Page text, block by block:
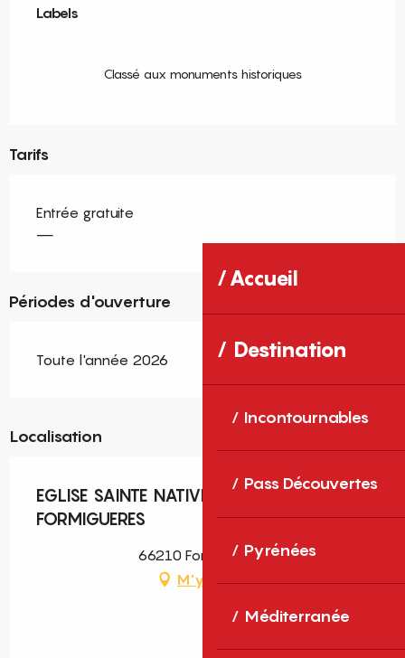
Accueil
Destination
Incontournables
Pass Découvertes
Pyrénées
Méditerranée
Labels
Labels
Classé aux monuments historiques
Tarifs
Entrée gratuite
—
Périodes d'ouverture
Toute l'année 2026
Localisation
EGLISE SAINTE NATIVITE NOTRE DAME DE
FORMIGUERES
66210 Formiguères
M'y rendre